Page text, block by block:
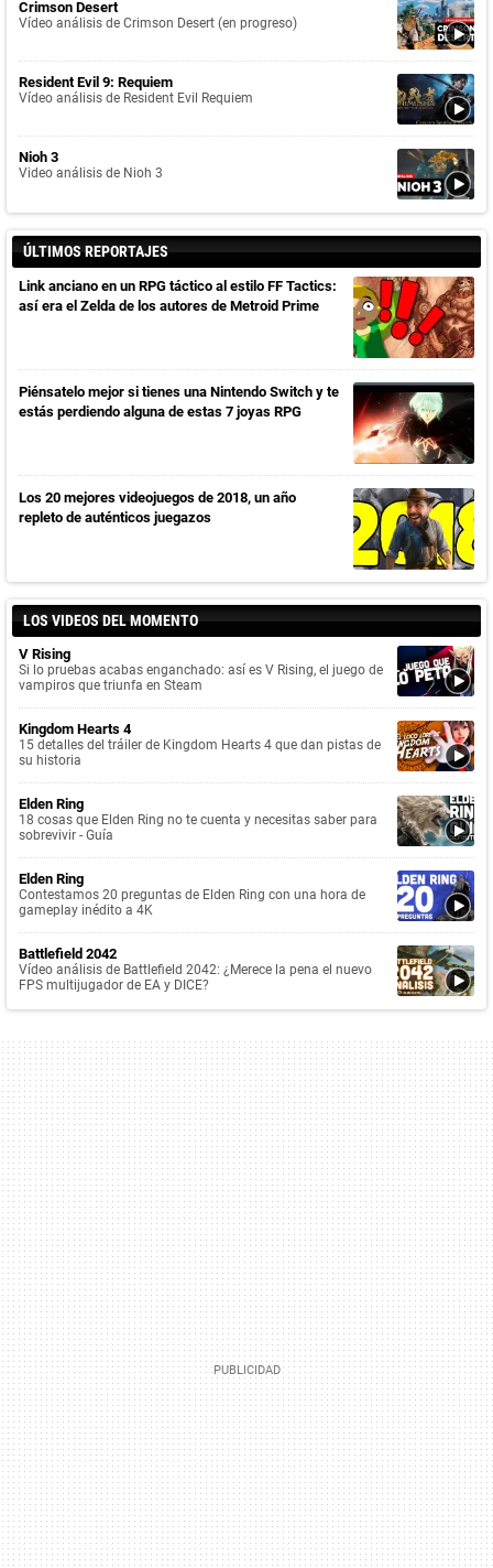
Crimson Desert
Vídeo análisis de Crimson Desert (en progreso)
Resident Evil 9: Requiem
Vídeo análisis de Resident Evil Requiem
Nioh 3
Video análisis de Nioh 3
ÚLTIMOS REPORTAJES
Link anciano en un RPG táctico al estilo FF Tactics:
así era el Zelda de los autores de Metroid Prime
Piénsatelo mejor si tienes una Nintendo Switch y te
estás perdiendo alguna de estas 7 joyas RPG
Los 20 mejores videojuegos de 2018, un año
repleto de auténticos juegazos
LOS VIDEOS DEL MOMENTO
V Rising
Si lo pruebas acabas enganchado: así es V Rising, el juego de
vampiros que triunfa en Steam
Kingdom Hearts 4
15 detalles del tráiler de Kingdom Hearts 4 que dan pistas de
su historia
Elden Ring
18 cosas que Elden Ring no te cuenta y necesitas saber para
sobrevivir - Guía
Elden Ring
Contestamos 20 preguntas de Elden Ring con una hora de
gameplay inédito a 4K
Battlefield 2042
Vídeo análisis de Battlefield 2042: ¿Merece la pena el nuevo
FPS multijugador de EA y DICE?